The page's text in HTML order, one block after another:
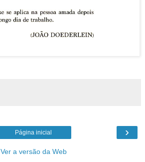
›
Página inicial
Ver a versão da Web